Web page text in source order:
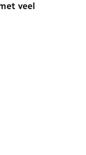
veel